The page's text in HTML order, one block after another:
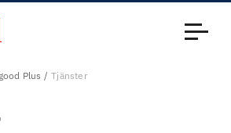
Plus
Tjänster